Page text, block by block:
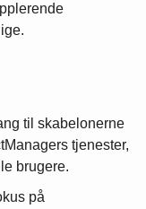
til skabelonerne
tjenester,
brugere.
på